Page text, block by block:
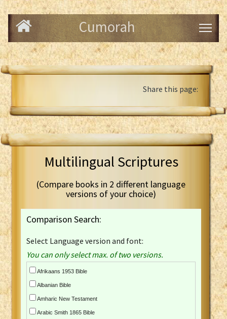
Cumorah
Share this page:
Multilingual Scriptures
(Compare books in 2 different language
versions of your choice)
Comparison Search:
Select Language version and font:
You can only select max. of two versions.
Afrikaans 1953 Bible
Albanian Bible
Amharic New Testament
Arabic Smith 1865 Bible